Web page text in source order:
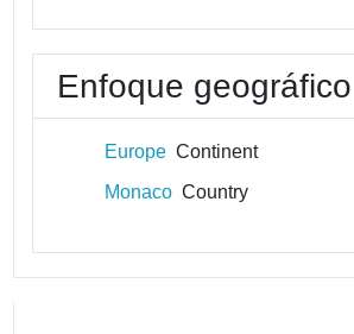
Enfoque geográfico
Europe Continent
Monaco Country